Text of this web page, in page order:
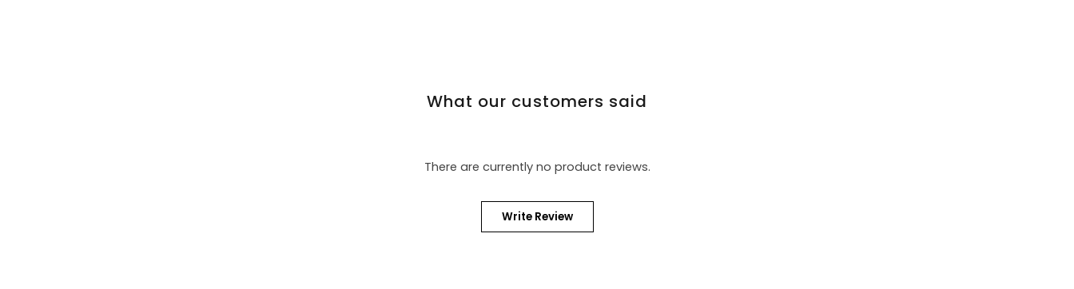
What our customers said
There are currently no product reviews.
Write Review